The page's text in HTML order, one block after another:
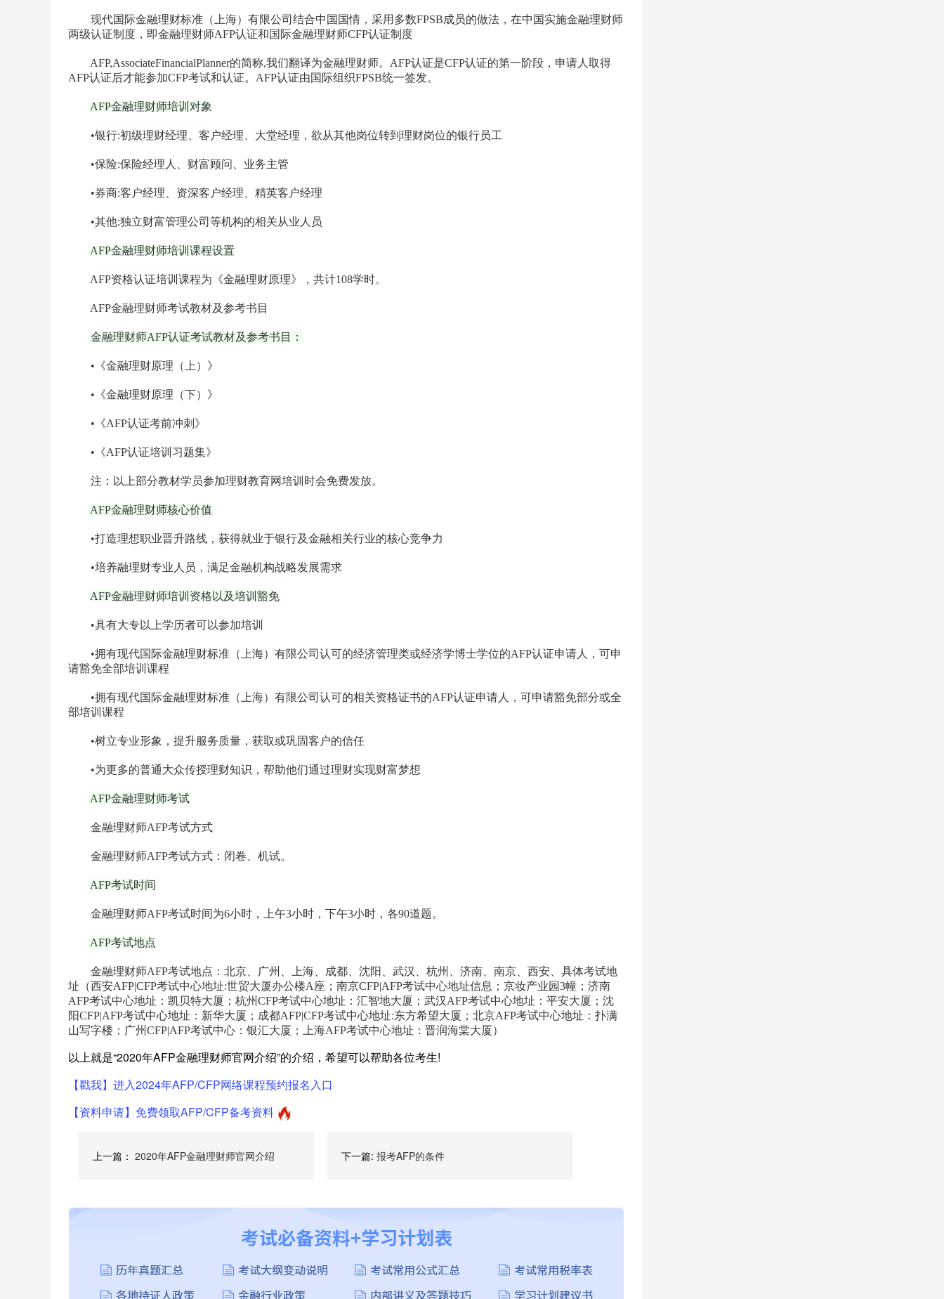
现代国际金融理财标准（上海）有限公司结合中国国情，采用多数FPSB成员的做法，在中国实施金融理财师
两级认证制度，即金融理财师AFP认证和国际金融理财师CFP认证制度
AFP,AssociateFinancialPlanner的简称,我们翻译为金融理财师。AFP认证是CFP认证的第一阶段，申请人取得
AFP认证后才能参加CFP考试和认证。AFP认证由国际组织FPSB统一签发。
AFP金融理财师培训对象
•银行:初级理财经理、客户经理、大堂经理，欲从其他岗位转到理财岗位的银行员工
•保险:保险经理人、财富顾问、业务主管
•券商:客户经理、资深客户经理、精英客户经理
•其他:独立财富管理公司等机构的相关从业人员
AFP金融理财师培训课程设置
AFP资格认证培训课程为《金融理财原理》，共计108学时。
AFP金融理财师考试教材及参考书目
金融理财师AFP认证考试教材及参考书目：
•《金融理财原理（上）》
•《金融理财原理（下）》
•《AFP认证考前冲刺》
•《AFP认证培训习题集》
注：以上部分教材学员参加理财教育网培训时会免费发放。
AFP金融理财师核心价值
•打造理想职业晋升路线，获得就业于银行及金融相关行业的核心竞争力
•培养融理财专业人员，满足金融机构战略发展需求
AFP金融理财师培训资格以及培训豁免
•具有大专以上学历者可以参加培训
•拥有现代国际金融理财标准（上海）有限公司认可的经济管理类或经济学博士学位的AFP认证申请人，可申
请豁免全部培训课程
•拥有现代国际金融理财标准（上海）有限公司认可的相关资格证书的AFP认证申请人，可申请豁免部分或全
部培训课程
•树立专业形象，提升服务质量，获取或巩固客户的信任
•为更多的普通大众传授理财知识，帮助他们通过理财实现财富梦想
AFP金融理财师考试
金融理财师AFP考试方式
金融理财师AFP考试方式：闭卷、机试。
AFP考试时间
金融理财师AFP考试时间为6小时，上午3小时，下午3小时，各90道题。
AFP考试地点
金融理财师AFP考试地点：北京、广州、上海、成都、沈阳、武汉、杭州、济南、南京、西安、具体考试地
址（西安AFP|CFP考试中心地址:世贸大厦办公楼A座；南京CFP|AFP考试中心地址信息；京妆产业园3幢；济南
AFP考试中心地址：凯贝特大厦；杭州CFP考试中心地址：汇智地大厦；武汉AFP考试中心地址：平安大厦；沈
阳CFP|AFP考试中心地址：新华大厦；成都AFP|CFP考试中心地址:东方希望大厦；北京AFP考试中心地址：扑满
山写字楼；广州CFP|AFP考试中心：银汇大厦；上海AFP考试中心地址：晋润海棠大厦）
以上就是“2020年AFP金融理财师官网介绍”的介绍，希望可以帮助各位考生!
【戳我】进入2024年AFP/CFP网络课程预约报名入口
【资料申请】免费领取AFP/CFP备考资料
上一篇： 2020年AFP金融理财师官网介绍 下一篇: 报考AFP的条件